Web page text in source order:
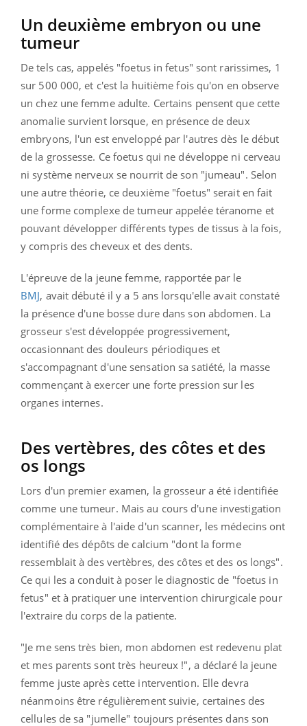
Un deuxième embryon ou une
tumeur
De tels cas, appelés "foetus in fetus" sont rarissimes, 1
sur 500 000, et c'est la huitième fois qu'on en observe
un chez une femme adulte. Certains pensent que cette
anomalie survient lorsque, en présence de deux
embryons, l'un est enveloppé par l'autres dès le début
de la grossesse. Ce foetus qui ne développe ni cerveau
ni système nerveux se nourrit de son "jumeau". Selon
une autre théorie, ce deuxième "foetus" serait en fait
une forme complexe de tumeur appelée téranome et
pouvant développer différents types de tissus à la fois,
y compris des cheveux et des dents.
L'épreuve de la jeune femme, rapportée par le
BMJ, avait débuté il y a 5 ans lorsqu'elle avait constaté
la présence d'une bosse dure dans son abdomen. La
grosseur s'est développée progressivement,
occasionnant des douleurs périodiques et
s'accompagnant d'une sensation sa satiété, la masse
commençant à exercer une forte pression sur les
organes internes.
Des vertèbres, des côtes et des
os longs
Lors d'un premier examen, la grosseur a été identifiée
comme une tumeur. Mais au cours d'une investigation
complémentaire à l'aide d'un scanner, les médecins ont
identifié des dépôts de calcium "dont la forme
ressemblait à des vertèbres, des côtes et des os longs".
Ce qui les a conduit à poser le diagnostic de "foetus in
fetus" et à pratiquer une intervention chirurgicale pour
l'extraire du corps de la patiente.
"Je me sens très bien, mon abdomen est redevenu plat
et mes parents sont très heureux !", a déclaré la jeune
femme juste après cette intervention. Elle devra
néanmoins être régulièrement suivie, certaines des
cellules de sa "jumelle" toujours présentes dans son